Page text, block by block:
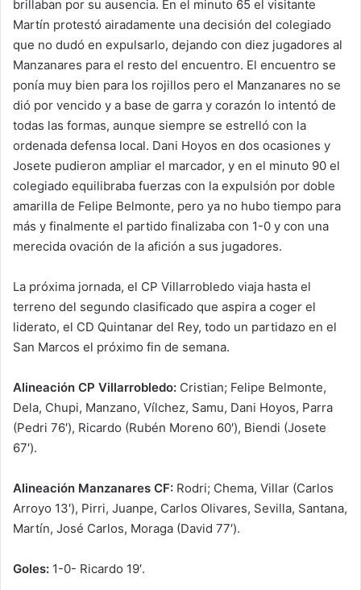
brillaban por su ausencia. En el minuto 65 el visitante
Martín protestó airadamente una decisión del colegiado
que no dudó en expulsarlo, dejando con diez jugadores al
Manzanares para el resto del encuentro. El encuentro se
ponía muy bien para los rojillos pero el Manzanares no se
dió por vencido y a base de garra y corazón lo intentó de
todas las formas, aunque siempre se estrelló con la
ordenada defensa local. Dani Hoyos en dos ocasiones y
Josete pudieron ampliar el marcador, y en el minuto 90 el
colegiado equilibraba fuerzas con la expulsión por doble
amarilla de Felipe Belmonte, pero ya no hubo tiempo para
más y finalmente el partido finalizaba con 1-0 y con una
merecida ovación de la afición a sus jugadores.
La próxima jornada, el CP Villarrobledo viaja hasta el
terreno del segundo clasificado que aspira a coger el
liderato, el CD Quintanar del Rey, todo un partidazo en el
San Marcos el próximo fin de semana.
Alineación CP Villarrobledo: Cristian; Felipe Belmonte,
Dela, Chupi, Manzano, Vílchez, Samu, Dani Hoyos, Parra
(Pedri 76′), Ricardo (Rubén Moreno 60′), Biendi (Josete
67′).
Alineación Manzanares CF: Rodri; Chema, Villar (Carlos
Arroyo 13′), Pirri, Juanpe, Carlos Olivares, Sevilla, Santana,
Martín, José Carlos, Moraga (David 77′).
Goles: 1-0- Ricardo 19′.